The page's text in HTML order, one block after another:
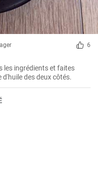
6
les ingrédients et faites
d'huile des deux côtés.